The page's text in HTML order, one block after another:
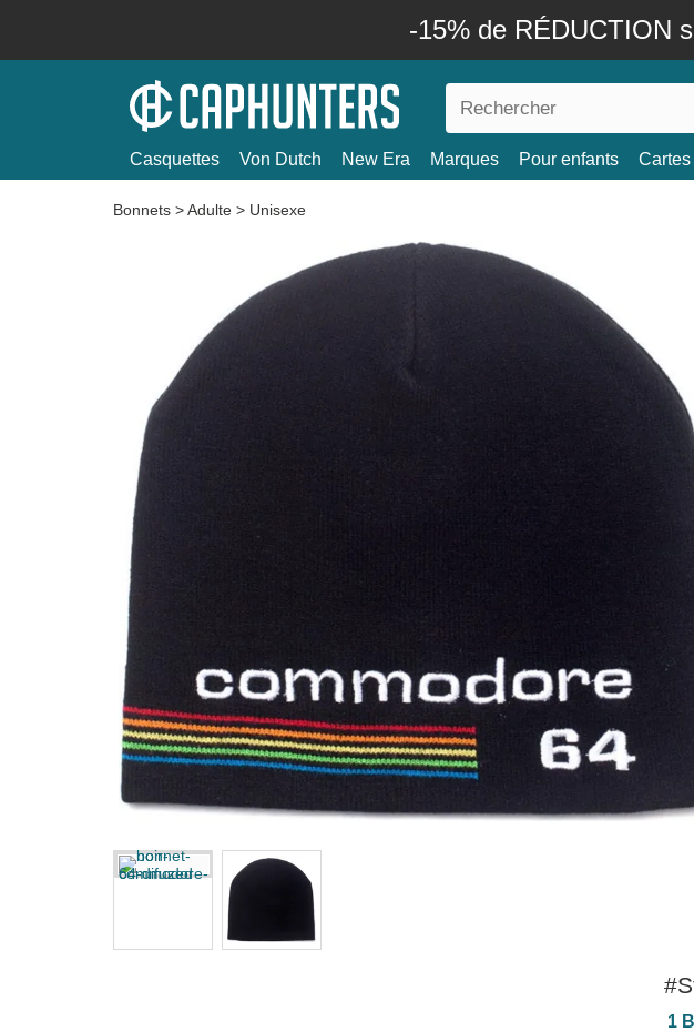
-15% de RÉDUCTION
Casquettes Von Dutch New Era Marques Pour enfants
Bonnets >Adulte > Unisexe
1